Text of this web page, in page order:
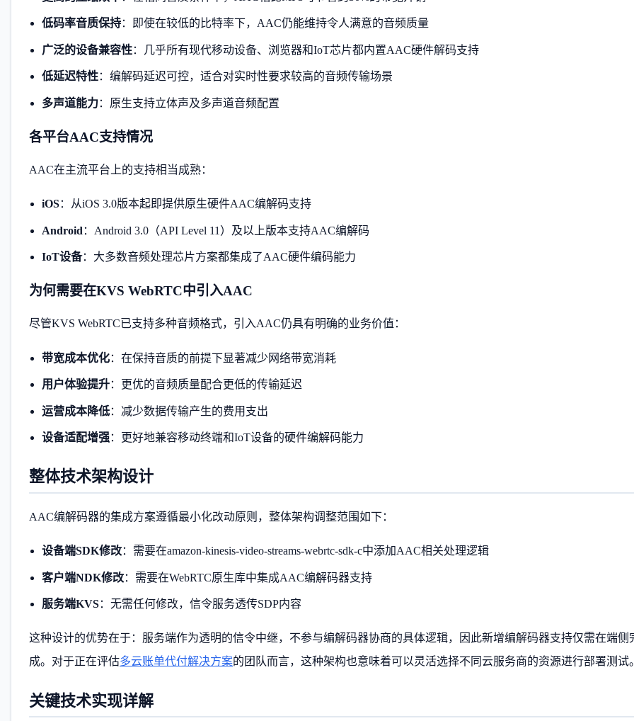
低码率音质保持：即使在较低的比特率下，AAC仍能维持令人满意的音频质量
广泛的设备兼容性：几乎所有现代移动设备、浏览器和IoT芯片都内置AAC硬件解码支持
低延迟特性：编解码延迟可控，适合对实时性要求较高的音频传输场景
多声道能力：原生支持立体声及多声道音频配置
各平台AAC支持情况
AAC在主流平台上的支持相当成熟：
iOS：从iOS 3.0版本起即提供原生硬件AAC编解码支持
Android ：Android 3.0（API Level 11）及以上版本支持AAC编解码
IoT设备：大多数音频处理芯片方案都集成了AAC硬件编码能力
为何需要在KVS WebRTC中引入AAC
尽管KVS WebRTC已支持多种音频格式，引入AAC仍具有明确的业务价值：
带宽成本优化：在保持音质的前提下显著减少网络带宽消耗
用户体验提升：更优的音频质量配合更低的传输延迟
运营成本降低：减少数据传输产生的费用支出
设备适配增强：更好地兼容移动终端和IoT设备的硬件编解码能力
整体技术架构设计
AAC编解码器的集成方案遵循最小化改动原则，整体架构调整范围如下：
设备端SDK修改：需要在amazon-kinesis-video-streams-webrtc-sdk-c中添加AAC相关处理逻辑
客户端NDK修改：需要在WebRTC原生库中集成AAC编解码器支持
服务端KVS：无需任何修改，信令服务透传SDP内容
这种设计的优势在于：服务端作为透明的信令中继，不参与编解码器协商的具体逻辑，因此新增编解码器支持仅需在端侧
成。对于正在评估多云账单代付解决方案的团队而言，这种架构也意味着可以灵活选择不同云服务商的资源进行部署测试
关键技术实现详解